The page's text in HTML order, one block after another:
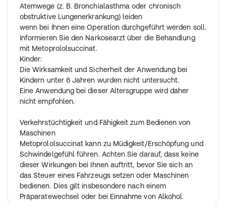
Atemwege (z. B. Bronchialasthma oder chronisch
obstruktive Lungenerkrankung) leiden
wenn bei Ihnen eine Operation durchgeführt werden soll.
Informieren Sie den Narkosearzt über die Behandlung
mit Metoprololsuccinat.
Kinder:
Die Wirksamkeit und Sicherheit der Anwendung bei
Kindern unter 6 Jahren wurden nicht untersucht.
Eine Anwendung bei dieser Altersgruppe wird daher
nicht empfohlen.
Verkehrstüchtigkeit und Fähigkeit zum Bedienen von
Maschinen
Metoprololsuccinat kann zu Müdigkeit/Erschöpfung und
Schwindelgefühl führen. Achten Sie darauf, dass keine
dieser Wirkungen bei Ihnen auftritt, bevor Sie sich an
das Steuer eines Fahrzeugs setzen oder Maschinen
bedienen. Dies gilt insbesondere nach einem
Präparatewechsel oder bei Einnahme von Alkohol.